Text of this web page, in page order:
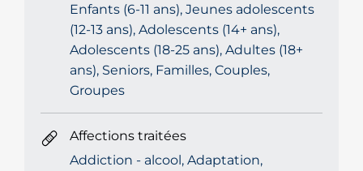
Enfants (6-11 ans), Jeunes adolescents
(12-13 ans), Adolescents (14+ ans),
Adolescents (18-25 ans), Adultes (18+
ans), Seniors, Familles, Couples,
Groupes
Affections traitées
Addiction - alcool, Adaptation,